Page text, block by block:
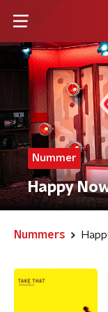
Nummer
Happy
Nummers